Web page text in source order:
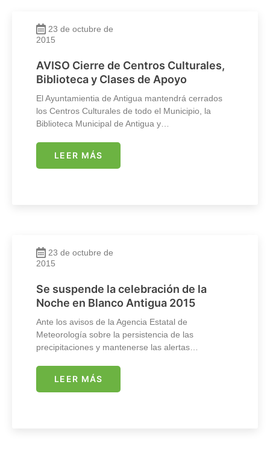
23 de octubre de
2015
AVISO Cierre de Centros Culturales,
Biblioteca y Clases de Apoyo
El Ayuntamientia de Antigua mantendrá cerrados
los Centros Culturales de todo el Municipio, la
Biblioteca Municipal de Antigua y…
LEER MÁS
23 de octubre de
2015
Se suspende la celebración de la
Noche en Blanco Antigua 2015
Ante los avisos de la Agencia Estatal de
Meteorología sobre la persistencia de las
precipitaciones y mantenerse las alertas…
LEER MÁS